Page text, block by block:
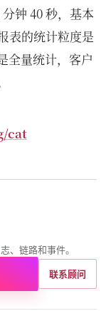
钟 40 秒，基本
表的统计粒度是
全量统计，客户
cat
、链路和事件。
联系顾问